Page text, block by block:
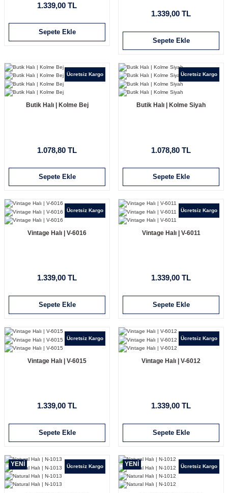
1.339,00 TL
Sepete Ekle
1.339,00 TL
Sepete Ekle
Ücretsiz Kargo
Butik Halı | Kolme Bej
1.078,80 TL
Sepete Ekle
Ücretsiz Kargo
Butik Halı | Kolme Siyah
1.078,80 TL
Sepete Ekle
Ücretsiz Kargo
Vintage Halı | V-6016
1.339,00 TL
Sepete Ekle
Ücretsiz Kargo
Vintage Halı | V-6011
1.339,00 TL
Sepete Ekle
Ücretsiz Kargo
Vintage Halı | V-6015
1.339,00 TL
Sepete Ekle
Ücretsiz Kargo
Vintage Halı | V-6012
1.339,00 TL
Sepete Ekle
YENİ Ücretsiz Kargo YENİ Ücretsiz Kargo